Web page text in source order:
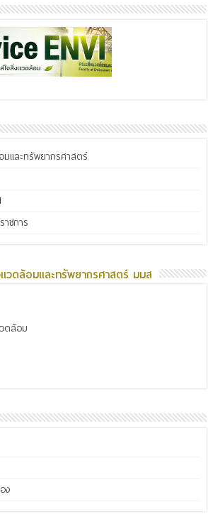
และทรัพยากรศาสตร์
ชการ
วดล้อมและทรัพยากรศาสตร์ มมส
ดล้อม
ง